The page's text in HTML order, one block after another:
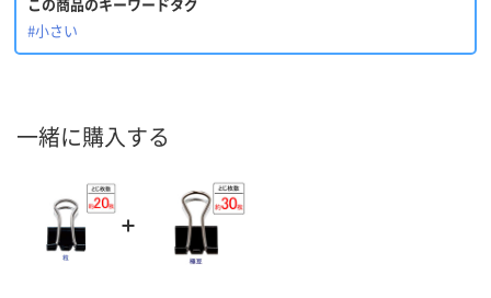
#小さい
一緒に購入する